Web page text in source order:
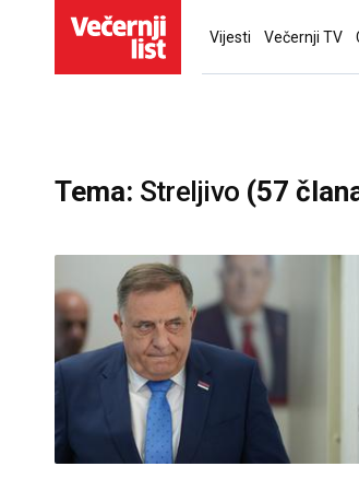
Vijesti Večernji TV
Tema: Streljivo(57